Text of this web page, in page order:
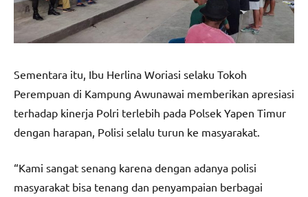
Sementara itu, Ibu Herlina Woriasi selaku Tokoh
Perempuan di Kampung Awunawai memberikan apresiasi
terhadap kinerja Polri terlebih pada Polsek Yapen Timur
dengan harapan, Polisi selalu turun ke masyarakat.
“Kami sangat senang karena dengan adanya polisi
masyarakat bisa tenang dan penyampaian berbagai